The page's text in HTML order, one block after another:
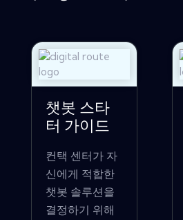
챗봇 스타
터 가이드
컨택 센터가 자
신에게 적합한
챗봇 솔루션을
결정하기 위해